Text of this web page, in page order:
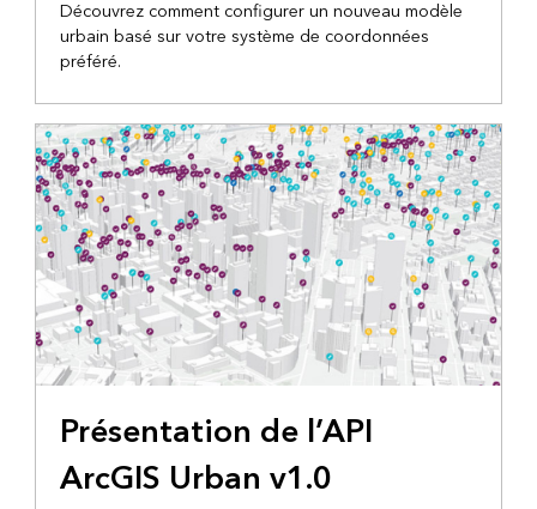
Découvrez comment configurer un nouveau modèle
urbain basé sur votre système de coordonnées
préféré.
Présentation de l’API
ArcGIS Urban v1.0